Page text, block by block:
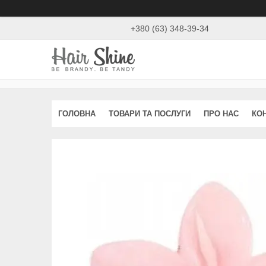
+380 (63) 348-39-34
ГОЛОВНА ТОВАРИ ТА ПОСЛУГИ ПРО НАС